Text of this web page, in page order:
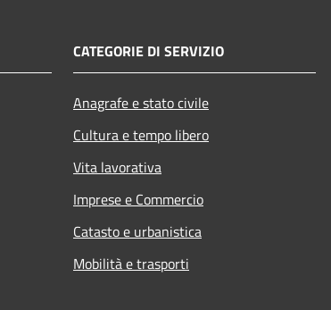
CATEGORIE DI SERVIZIO
Anagrafe e stato civile
Cultura e tempo libero
Vita lavorativa
Imprese e Commercio
Catasto e urbanistica
Mobilità e trasporti